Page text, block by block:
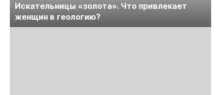
Искательницы «золота». Что привлекает
женщин в геологию?